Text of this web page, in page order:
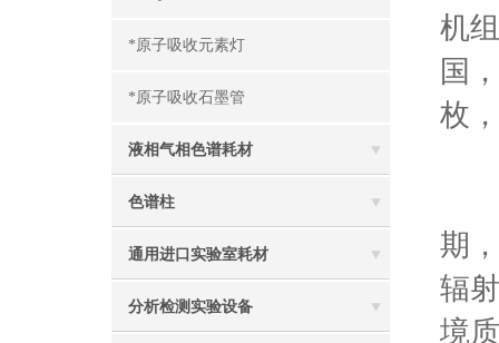
*原子吸收元素灯
*原子吸收石墨管
液相气相色谱耗材
色谱柱
通用进口实验室耗材
分析检测实验设备
机
国
枚
期
辐
境